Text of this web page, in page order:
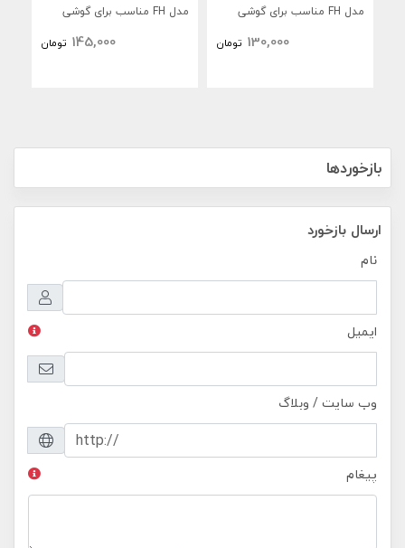
مدل FH مناسب برای گوشی
130,000 تومان
مدل FH مناسب برای گوشی
145,000 تومان
بازخوردها
ارسال بازخورد
نام
ایمیل
وب سایت / وبلاگ
پیغام